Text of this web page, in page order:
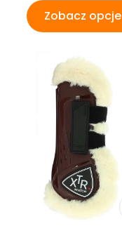
Zobacz opcje